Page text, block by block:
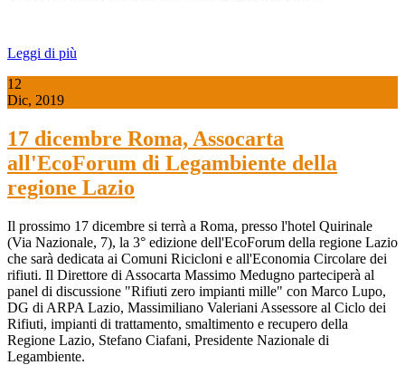
Leggi di più
12
Dic, 2019
17 dicembre Roma, Assocarta
all'EcoForum di Legambiente della
regione Lazio
Il prossimo 17 dicembre si terrà a Roma, presso l'hotel Quirinale
(Via Nazionale, 7), la 3° edizione dell'EcoForum della regione Lazio
che sarà dedicata ai Comuni Ricicloni e all'Economia Circolare dei
rifiuti. Il Direttore di Assocarta Massimo Medugno parteciperà al
panel di discussione "Rifiuti zero impianti mille" con Marco Lupo,
DG di ARPA Lazio, Massimiliano Valeriani Assessore al Ciclo dei
Rifiuti, impianti di trattamento, smaltimento e recupero della
Regione Lazio, Stefano Ciafani, Presidente Nazionale di
Legambiente.